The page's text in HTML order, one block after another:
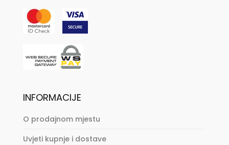
INFORMACIJE
O prodajnom mjestu
Uvjeti kupnje i dostave